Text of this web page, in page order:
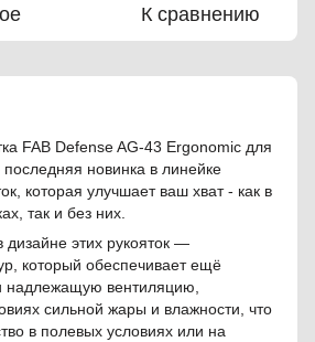
К сравнению
FAB Defense AG-43 Ergonomic для
новинка в линейке
которая улучшает ваш хват - как в
так и без них.
этих рукояток —
который обеспечивает ещё
вентиляцию,
сильной жары и влажности, что
в полевых условиях или на